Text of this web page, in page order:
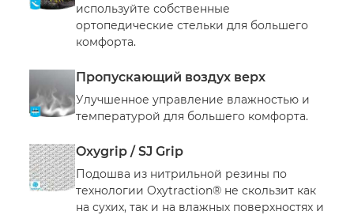
используйте собственные
ортопедические стельки для большего
комфорта.
Пропускающий воздух верх
Улучшенное управление влажностью и
температурой для большего комфорта.
Oxygrip / SJ Grip
Подошва из нитрильной резины по
технологии Oxytraction® не скользит как
на сухих, так и на влажных поверхностях и